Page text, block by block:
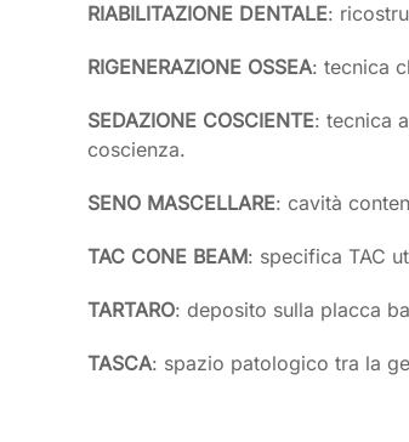
RIABILITAZIONE DENTALE:
RIGENERAZIONE OSSEA: tecnica
SEDAZIONE COSCIENTE: tecnica
coscienza.
SENO MASCELLARE: cavità
TAC CONE BEAM: specifica TAC
TARTARO: deposito sulla placca
TASCA: spazio patologico tra la